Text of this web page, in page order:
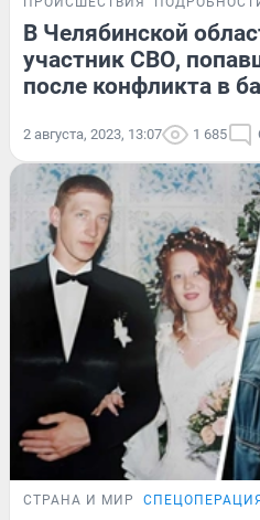
В Челябинской
участник СВО,
после конфликта в
2 августа, 2023, 13:07 1 685
СТРАНА И МИР